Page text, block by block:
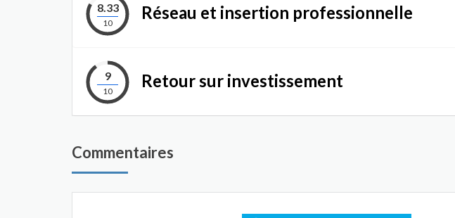
8.33
10
Réseau et insertion professionnelle
9
10
Retour sur investissement
Commentaires